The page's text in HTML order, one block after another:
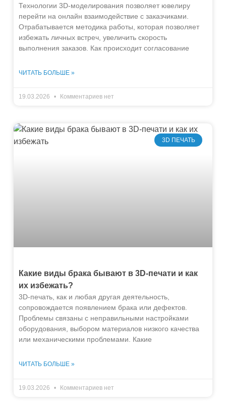
Технологии 3D-моделирования позволяет ювелиру
перейти на онлайн взаимодействие с заказчиками.
Отрабатывается методика работы, которая позволяет
избежать личных встреч, увеличить скорость
выполнения заказов. Как происходит согласование
ЧИТАТЬ БОЛЬШЕ »
19.03.2026 Комментариев нет
3D ПЕЧАТЬ
Какие виды брака бывают в 3D-печати и как
их избежать?
3D-печать, как и любая другая деятельность,
сопровождается появлением брака или дефектов.
Проблемы связаны с неправильными настройками
оборудования, выбором материалов низкого качества
или механическими проблемами. Какие
ЧИТАТЬ БОЛЬШЕ »
19.03.2026 Комментариев нет